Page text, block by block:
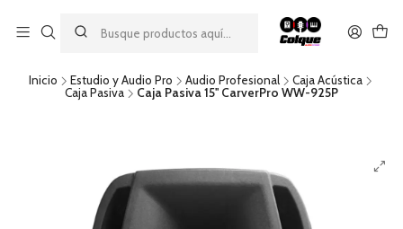
descuento por pago con transferencia bancaria
por una compra mínima de $49.990. Este descuento no es
acumulable a otras promociones ni aplicable a gastos de envío.
Inicio Estudio y Audio Pro Audio Profesional
Caja Acústica
Caja Pasiva
Caja Pasiva 15'' CarverPro WW-925P